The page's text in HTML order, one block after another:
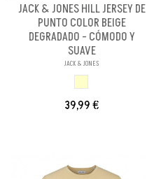
JACK & JONES HILL JERSEY DE
PUNTO COLOR BEIGE
DEGRADADO - CÓMODO Y
SUAVE
JACK & JONES
39,99 €